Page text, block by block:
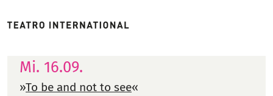
Mi. 16.09.
»To be and not to see«